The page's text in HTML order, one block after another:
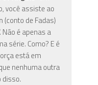
você assiste ao
(conto de Fadas)
Não é apenas a
série. Como? E é
está em
nenhuma outra
disso.